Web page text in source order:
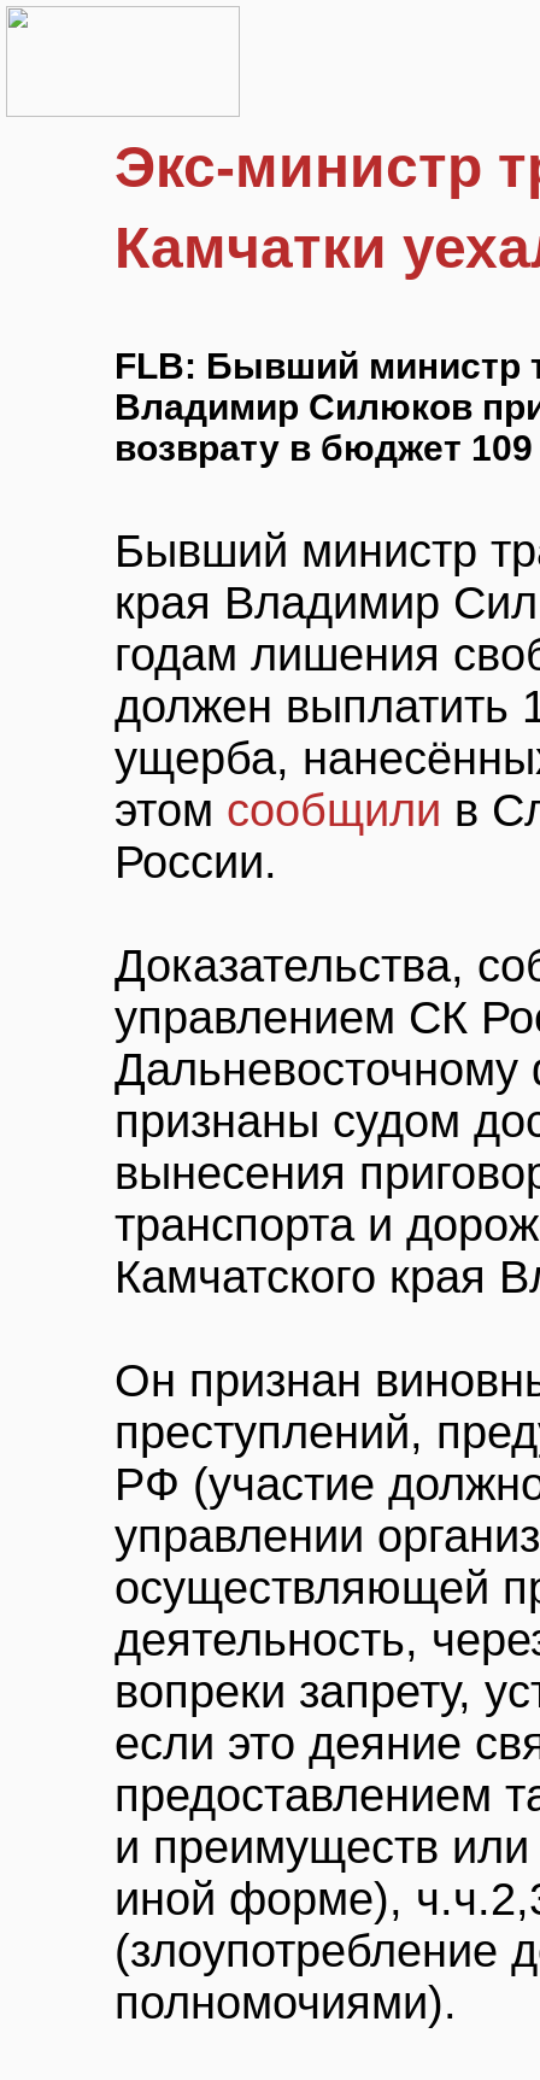
Экс-министр
Камчатки
FLB: Бывший министр
Владимир Силюков
возврату в бюджет
Бывший министр
края Владимир
годам лишения
должен выплатить
ущерба,
этом сообщили в
России.
Доказательства,
управлением СК
Дальневосточному
признаны судом
вынесения
транспорта и
Камчатского края
Он признан
преступлений,
РФ (участие
управлении
осуществляющей
деятельность,
вопреки запрету,
если это деяние
предоставлением
и преимуществ или
иной форме),
(злоупотребление
полномочиями).